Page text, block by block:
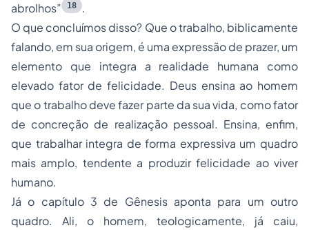
abrolhos”
18
.
O que concluímos disso? Que o trabalho, biblicamente
falando, em sua origem, é uma expressão de prazer, um
elemento que integra a realidade humana como
elevado fator de felicidade. Deus ensina ao homem
que o trabalho deve fazer parte da sua vida, como fator
de concreção de realização pessoal. Ensina, enfim,
que trabalhar integra de forma expressiva um quadro
mais amplo, tendente a produzir felicidade ao viver
humano.
Já o capítulo 3 de Gênesis aponta para um outro
quadro. Ali, o homem, teologicamente, já caiu,